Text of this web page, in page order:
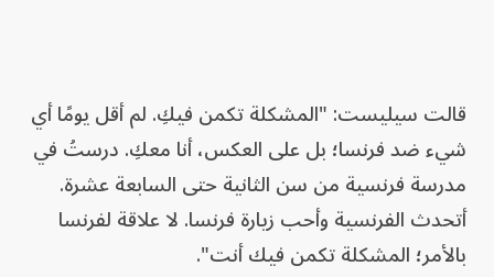
قالت سيليست: "المشكلة تكمن فيكِ. لم أقل يومًا أي
شيء ضد فرنسا؛ بل على العكس، أنا معكِ. درستُ في
مدرسة فرنسية من سن الثانية حتى السابعة عشرة.
أتحدث الفرنسية وأحب زيارة فرنسا. لا علاقة لفرنسا
بالأمر؛ المشكلة تكمن فيك أنت".